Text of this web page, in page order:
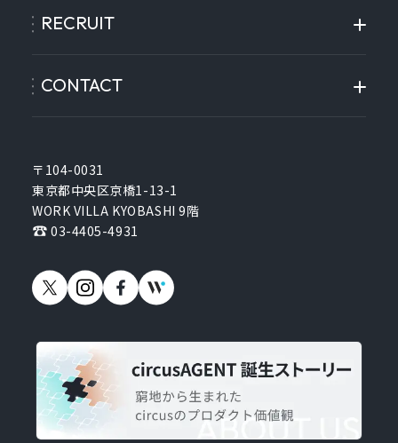
〒104-0031
東京都中央区京橋1-13-1
WORK VILLA KYOBASHI 9階
03-4405-4931
RECRUIT
CONTACT